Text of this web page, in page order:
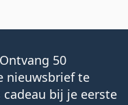
50
nieuwsbrief te
bij je eerste